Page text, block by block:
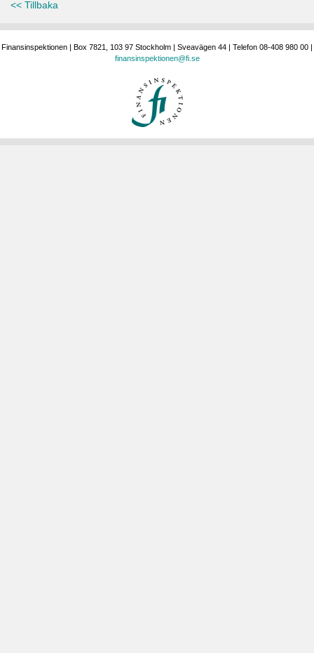
<< Tillbaka
Finansinspektionen | Box 7821, 103 97 Stockholm | Sveavägen 44 | Telefon 08-408 980 00 |
finansinspektionen@fi.se